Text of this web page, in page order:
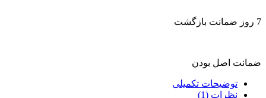
7 روز ضمانت بازگشت
ضمانت اصل بودن
توضیحات تکمیلی
نظرات (1)